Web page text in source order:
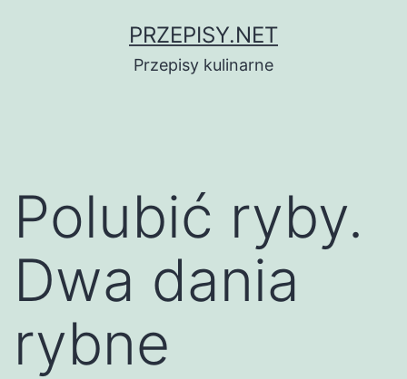
PRZEPISY.NET
Przepisy kulinarne
Polubić ryby.
Dwa dania
rybne